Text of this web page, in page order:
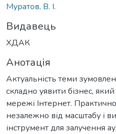
Муратов, В. І.
Видавець
ХДАК
Анотація
Актуальність теми
складно уявити бізнес,
мережі Інтернет.
незалежно від масштабу і
інструмент для залучення